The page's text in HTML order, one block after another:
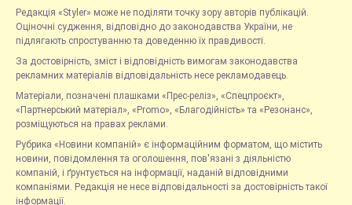
Редакція «Styler» може не поділяти точку зору авторів публікацій.
Оціночні судження, відповідно до законодавства України, не
підлягають спростуванню та доведенню їх правдивості.
За достовірність, зміст і відповідність вимогам законодавства
рекламних матеріалів відповідальність несе рекламодавець.
Матеріали, позначені плашками «Прес-реліз», «Спецпроєкт»,
«Партнерський матеріал», «Promo», «Благодійність» та «Резонанс»,
розміщуються на правах реклами.
Рубрика «Новини компаній» є інформаційним форматом, що містить
новини, повідомлення та оголошення, пов'язані з діяльністю
компаній, і ґрунтується на інформації, наданій відповідними
компаніями. Редакція не несе відповідальності за достовірність такої
інформації.